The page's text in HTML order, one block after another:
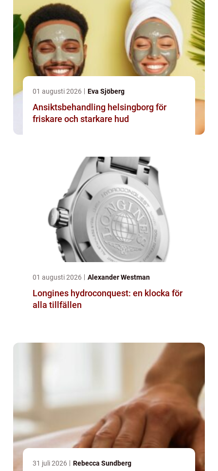
01 augusti 2026 Eva Sjöberg
Ansiktsbehandling helsingborg för
friskare och starkare hud
01 augusti 2026 Alexander Westman
Longines hydroconquest: en klocka för
alla tillfällen
31 juli 2026 Rebecca Sundberg